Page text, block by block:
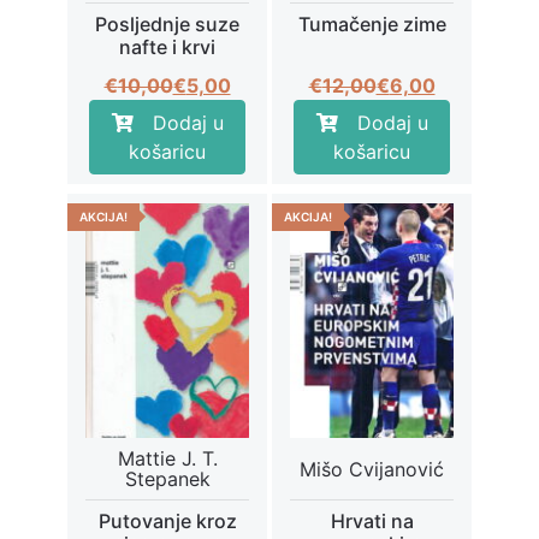
Posljednje suze
nafte i krvi
€10,00Izvorna
cijena
bila
je:
€10,00.
€5,00
Trenutna
cijena
je:
€5,00.
Dodaj u
košaricu
Tumačenje zime
€12,00Izvorna
cijena
bila
je:
€12,00.
€6,00
Trenutna
cijena
je:
€6,00.
Dodaj u
košaricu
AKCIJA!
Mattie J. T.
Stepanek
Putovanje kroz
AKCIJA!
Mišo Cvijanović
Hrvati na